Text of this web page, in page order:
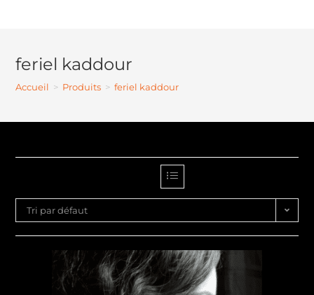
feriel kaddour
Accueil > Produits > feriel kaddour
Tri par défaut